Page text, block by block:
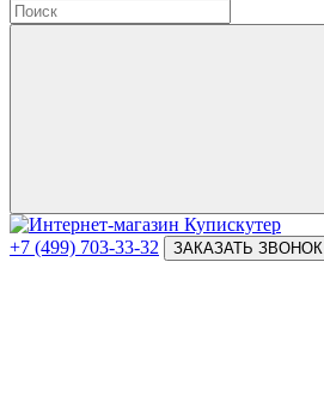
+7 (499) 703-33-32 ЗАКАЗАТЬ ЗВОНОК